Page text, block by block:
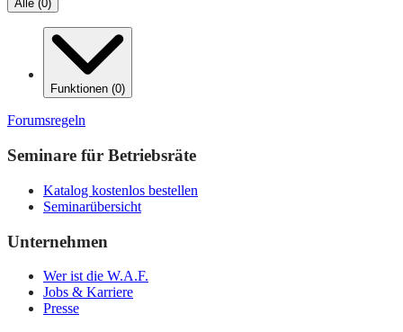
Alle (0)
Funktionen (0)
Forumsregeln
Seminare für Betriebsräte
Katalog kostenlos bestellen
Seminarübersicht
Unternehmen
Wer ist die W.A.F.
Jobs & Karriere
Presse